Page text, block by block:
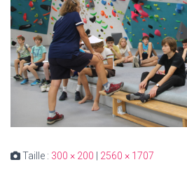
Taille : 300 × 200 2560 × 1707